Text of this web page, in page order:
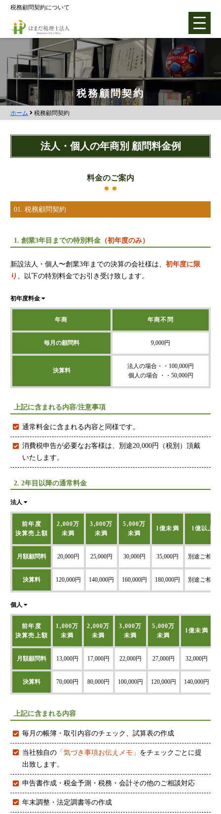
税務顧問契約について
ホーム
各種支援業務
会社設立支援
会社設立0円プラン
社団法人設立
NPO法人設立
経営革新計画取得支援
計画を立てることで見えてくるもの
承認のメリット
承認要件
当税理士法人のサービス
資金調達支援
金融機関の融資のポイント
融資を受けやすくする経営
金融機関から調達するメリットとデメリット
VCによる資金調達
料金案内
通常料金
創業3年目までの特別料金
他の税理士事務所からの切り替えの場合
ベンチャー企業応援パック
記帳代行/その他
事務所案内
代表挨拶
神戸オフィス
大阪オフィス
事務所概要
代表プロフィール
スタッフプロフィール
採用情報
税金の豆知識
税務顧問契約
ホーム 税務顧問契約
法人・個人の年商別 顧問料金例
料金のご案内
01. 税務顧問契約
1. 創業3年目までの特別料金（初年度のみ）
新設法人・個人〜創業3年までの決算の会社様は、 初年度に限
り 、以下の特別料金でお引き受け致します。
初年度料金
年商 年商不問
毎月の顧問料 9,000円
決算料
法人の場合・・100,000円
個人の場合 ・・50,000円
上記に含まれる内容/注意事項
通常料金に含まれる内容と同様です。
消費税申告が必要なお客様は、別途20,000円（税別）頂戴
いたします。
2. 2年目以降の通常料金
法人
前年度
決算売上額
2,000万
未満
3,000万
未満
5,000万
未満
1億未満 1億以上
月額顧問料 20,000円 25,000円 30,000円 35,000円 別途ご相談
決算料 120,000円 140,000円 160,000円 180,000円 別途ご相談
個人
前年度
決算売上額
1,000万
未満
2,000万
未満
3,000万
未満
5,000万
未満
1億未満
月額顧問料 13,000円 17,000円 22,000円 27,000円 32,000円
決算料 70,000円 80,000円 100,000円 120,000円 140,000円
上記に含まれる内容
毎月の帳簿・取引内容のチェック、試算表の作成
当社独自の 「気づき事項お伝えメモ」 をチェックごとに提
出致します。
申告書作成・税金予測・税務・会計その他のご相談対応
年末調整・法定調書等の作成